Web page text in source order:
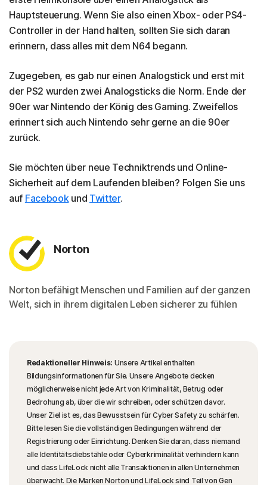
Hauptsteuerung. Wenn Sie also einen Xbox- oder PS4-
Controller in der Hand halten, sollten Sie sich daran
erinnern, dass alles mit dem N64 begann.
Zugegeben, es gab nur einen Analogstick und erst mit
der PS2 wurden zwei Analogsticks die Norm. Ende der
90er war Nintendo der König des Gaming. Zweifellos
erinnert sich auch Nintendo sehr gerne an die 90er
zurück.
Sie möchten über neue Techniktrends und Online-
Sicherheit auf dem Laufenden bleiben? Folgen Sie uns
auf Facebookund Twitter.
Norton
Norton befähigt Menschen und Familien auf der ganzen
Welt, sich in ihrem digitalen Leben sicherer zu fühlen
Redaktioneller Hinweis: Unsere Artikel enthalten
Bildungsinformationen für Sie. Unsere Angebote decken
möglicherweise nicht jede Art von Kriminalität, Betrug oder
Bedrohung ab, über die wir schreiben, oder schützen davor.
Unser Ziel ist es, das Bewusstsein für Cyber Safety zu schärfen.
Bitte lesen Sie die vollständigen Bedingungen während der
Registrierung oder Einrichtung. Denken Sie daran, dass niemand
alle Identitätsdiebstähle oder Cyberkriminalität verhindern kann
und dass LifeLock nicht alle Transaktionen in allen Unternehmen
überwacht. Die Marken Norton und LifeLock sind Teil von Gen